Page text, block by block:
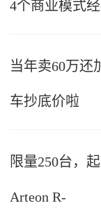
4个商业模式
当年卖60万还
车抄底价啦
限量250台，
Arteon R-